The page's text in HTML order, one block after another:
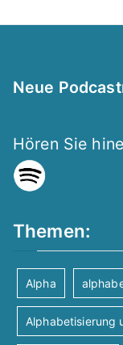
Neue
Hören Sie
Themen:
Alpha
Alphabetisierung